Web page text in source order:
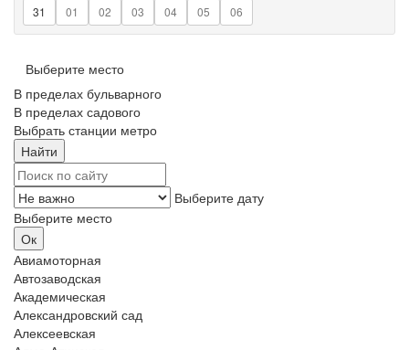
31
01 02 03 04 05 06
Выберите место
В пределах бульварного
В пределах садового
Выбрать станции метро
Выберите дату
Выберите место
Авиамоторная
Автозаводская
Академическая
Александровский сад
Алексеевская